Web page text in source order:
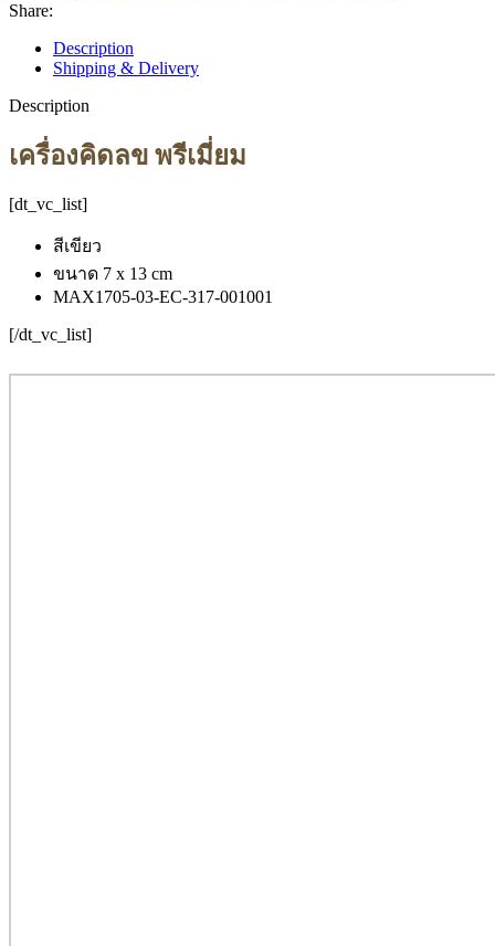
Share:
Description
Shipping & Delivery
Description
เครื่องคิดลข พรีเมี่ยม
[dt_vc_list]
สีเขียว
ขนาด 7 x 13 cm
MAX1705-03-EC-317-001001
[/dt_vc_list]